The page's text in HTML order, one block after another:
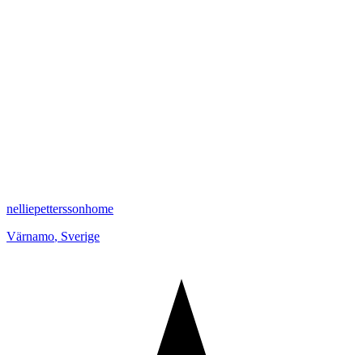
nelliepetterssonhome
Värnamo, Sverige